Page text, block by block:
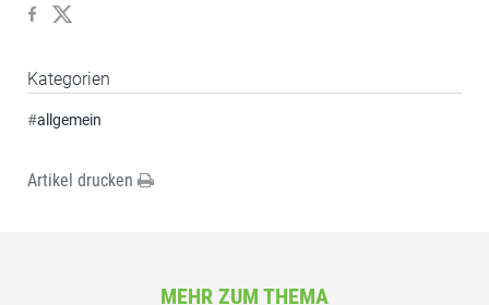
Kategorien
#allgemein
Artikel drucken
MEHR ZUM THEMA